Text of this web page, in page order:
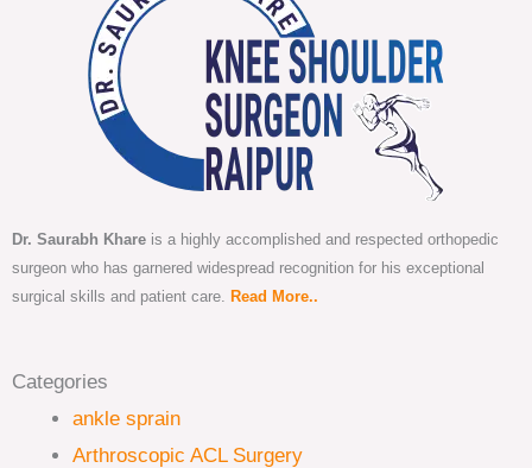
Dr. Saurabh Khare is a highly accomplished and respected orthopedic
surgeon who has garnered widespread recognition for his exceptional
surgical skills and patient care. Read More..
Categories
ankle sprain
Arthroscopic ACL Surgery